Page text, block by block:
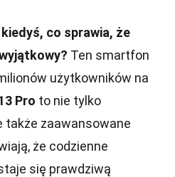
co sprawia, że
Ten smartfon
użytkowników na
Pro to nie tylko
także zaawansowane
że codzienne
się prawdziwą